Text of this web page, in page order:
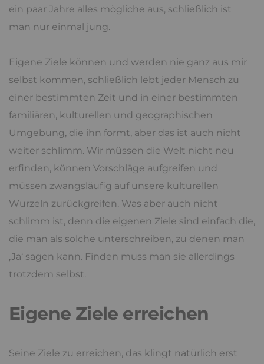
ein paar Jahre alles mögliche aus, schließlich ist
man nur einmal jung.
Eigene Ziele können und werden nie ganz aus mir
selbst kommen, schließlich lebt jeder Mensch zu
einer bestimmten Zeit und in einer bestimmten
familiären, kulturellen und geographischen
Umgebung, die ihn formt, aber das ist auch nicht
weiter schlimm. Wir müssen die Welt nicht neu
erfinden, können Vorschläge aufgreifen und
müssen zwangsläufig auf unsere kulturellen
Wurzeln zurückgreifen. Was aber auch nicht
schlimm ist, denn die eigenen Ziele sind einfach die,
die man als solche unterschreiben, zu denen man
‚Ja‘ sagen kann. Finden muss man sie allerdings
trotzdem selbst.
Eigene Ziele erreichen
Seine Ziele zu erreichen, das klingt natürlich erst